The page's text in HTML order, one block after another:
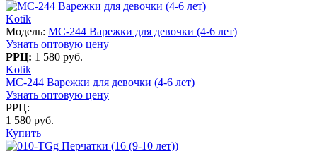
Kotik
Модель: MC-244 Варежки для девочки (4-6 лет)
Узнать оптовую цену
РРЦ: 1 580 руб.
Kotik
MC-244 Варежки для девочки (4-6 лет)
Узнать оптовую цену
РРЦ:
1 580 руб.
Купить